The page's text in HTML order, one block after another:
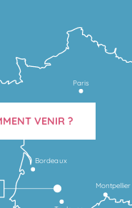
Montpellier
Bordeaux
Paris
VENIR ?